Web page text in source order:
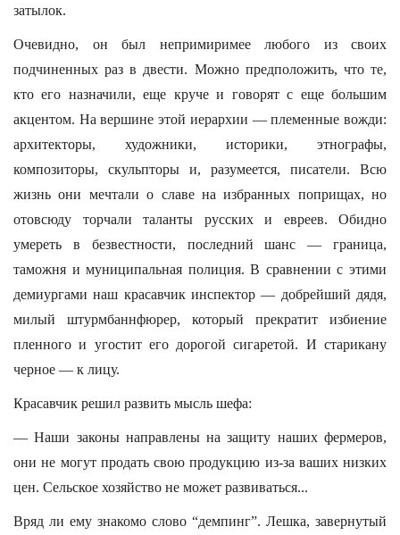
затылок.
Очевидно, он был непримиримее любого из своих
подчиненных раз в двести. Можно предположить, что те,
кто его назначили, еще круче и говорят с еще большим
акцентом. На вершине этой иерархии — племенные вожди:
архитекторы, художники, историки, этнографы,
композиторы, скульпторы и, разумеется, писатели. Всю
жизнь они мечтали о славе на избранных поприщах, но
отовсюду торчали таланты русских и евреев. Обидно
умереть в безвестности, последний шанс — граница,
таможня и муниципальная полиция. В сравнении с этими
демиургами наш красавчик инспектор — добрейший дядя,
милый штурмбаннфюрер, который прекратит избиение
пленного и угостит его дорогой сигаретой. И старикану
черное — к лицу.
Красавчик решил развить мысль шефа:
— Наши законы направлены на защиту наших фермеров,
они не могут продать свою продукцию из-за ваших низких
цен. Сельское хозяйство не может развиваться...
Вряд ли ему знакомо слово “демпинг”. Лешка, завернутый